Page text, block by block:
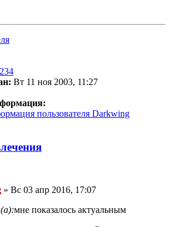
Вт 11 ноя 2003, 11:27
пользователя Darkwing
» Вс 03 апр 2016, 17:07
мне показалось актуальным